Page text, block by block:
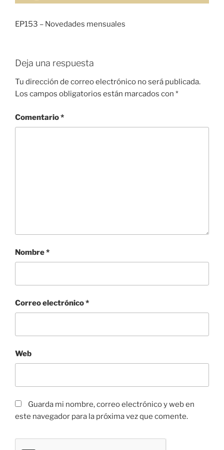
EP153 – Novedades mensuales
Deja una respuesta
Tu dirección de correo electrónico no será publicada.
Los campos obligatorios están marcados con *
Comentario*
Nombre*
Correo electrónico*
Web
Guarda mi nombre, correo electrónico y web en
este navegador para la próxima vez que comente.